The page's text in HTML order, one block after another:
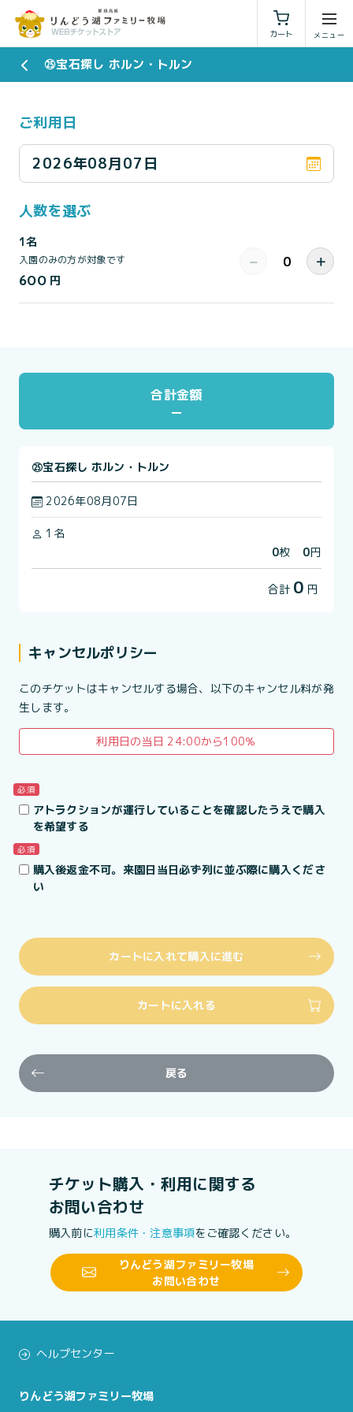
カート
利用規約 特定商取引法に基づく表示
㉕宝石探し ホルン・トルン
ご利用日
2026年08月07日
人数を選ぶ
1名
入園のみの方が対象です
600 円
− ＋
合計金額
㉕宝石探し ホルン・トルン
2026年08月07日
1名
0枚 0円
合計 0 円
キャンセルポリシー
このチケットはキャンセルする場合、以下のキャンセル料が発
生します。
利用日の当日 24:00から100％
必須
アトラクションが運行していることを確認したうえで購入
を希望する
必須
購入後返金不可。来園日当日必ず列に並ぶ際に購入くださ
い
カートに入れて購入に進む
カートに入れる
戻る
チケット購入・利用に関する
お問い合わせ
購入前に利用条件・注意事項をご確認ください。
りんどう湖ファミリー牧場
お問い合わせ
ヘルプセンター
りんどう湖ファミリー牧場